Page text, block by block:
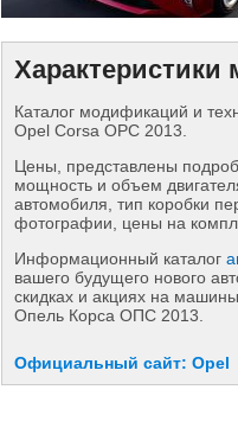
Характеристики
Каталог модификаций и
Opel Corsa OPC 2013.
Цены, представлены
мощность и объем
автомобиля, тип коробки
фотографии, цены на
Информационный каталог
вашего будущего нового
скидках и акциях на
Опель Корса ОПС 2013.
Официальный сайт: Opel